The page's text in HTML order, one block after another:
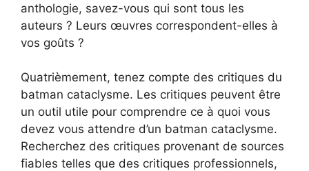
anthologie, savez-vous qui sont tous les
auteurs ? Leurs œuvres correspondent-elles à
vos goûts ?
Quatrièmement, tenez compte des critiques du
batman cataclysme. Les critiques peuvent être
un outil utile pour comprendre ce à quoi vous
devez vous attendre d’un batman cataclysme.
Recherchez des critiques provenant de sources
fiables telles que des critiques professionnels,